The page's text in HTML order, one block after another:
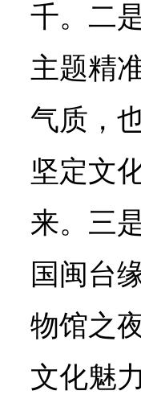
千。二
主题精
气质，
坚定文
来。三
国闽台
物馆之
文化魅